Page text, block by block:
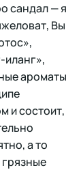
сандал — я
Вы
иланг»,
ароматы
и состоит,
а то
грязные